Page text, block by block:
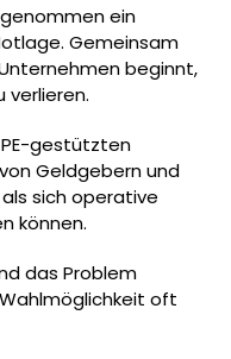
ein
Gemeinsam
beginnt,
verlieren.
gestützten
Geldgebern und
sich operative
können.
das Problem
oft